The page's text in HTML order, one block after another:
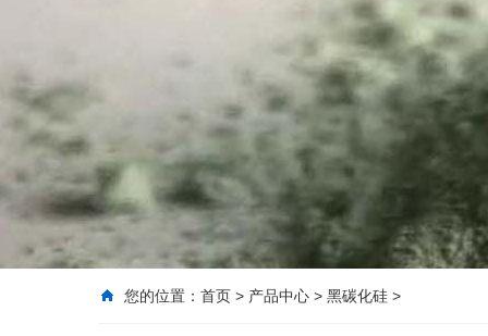
您的位置： 首页 > 产品中心 > 黑碳化硅 >